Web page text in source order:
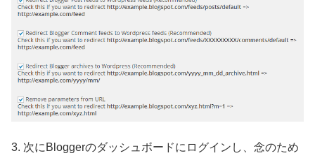
3. 次にBloggerのダッシュボードにログインし、念のため